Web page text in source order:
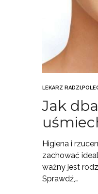
LEKARZ RADZI,
Jak
Higiena i
zachować
ważny jest
Sprawdź,…